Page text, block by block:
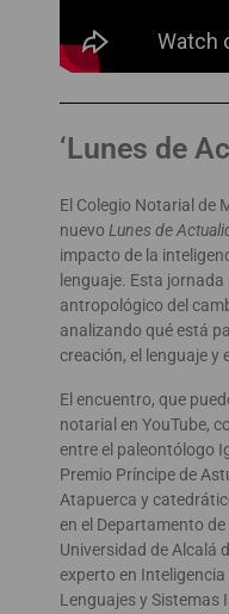
‘Lunes de
El Colegio Notarial de
nuevo Lunes de
impacto de la
lenguaje. Esta
antropológico del
analizando qué está
creación, el lenguaje y
El encuentro, que
notarial en YouTube,
entre el paleontólogo
Premio Príncipe de
Atapuerca y
en el Departamento
Universidad de Alcalá
experto en
Lenguajes y Sistemas